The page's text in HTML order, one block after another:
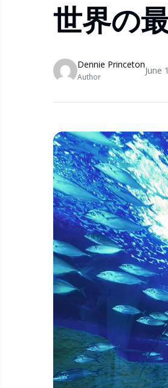
世界の
Dennie Princeton
Author
June